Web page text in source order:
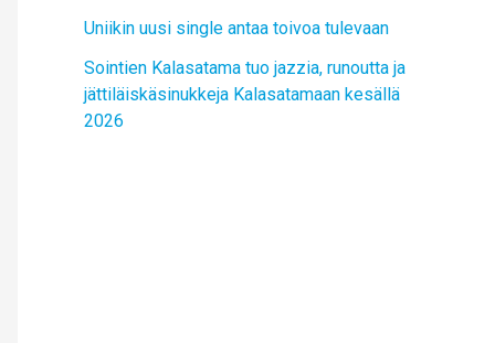
Uniikin uusi single antaa toivoa tulevaan
Sointien Kalasatama tuo jazzia, runoutta ja
jättiläiskäsinukkeja Kalasatamaan kesällä
2026